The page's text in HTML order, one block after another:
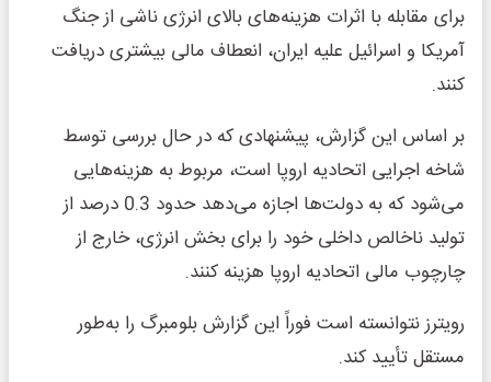
برای مقابله با اثرات هزینه‌های بالای انرژی ناشی از جنگ
آمریکا و اسرائیل علیه ایران، انعطاف مالی بیشتری دریافت
کنند.
بر اساس این گزارش، پیشنهادی که در حال بررسی توسط
شاخه اجرایی اتحادیه اروپا است، مربوط به هزینه‌هایی
می‌شود که به دولت‌ها اجازه می‌دهد حدود 0.3 درصد از
تولید ناخالص داخلی خود را برای بخش انرژی، خارج از
چارچوب مالی اتحادیه اروپا هزینه کنند.
رویترز نتوانسته است فوراً این گزارش بلومبرگ را به‌طور
مستقل تأیید کند.